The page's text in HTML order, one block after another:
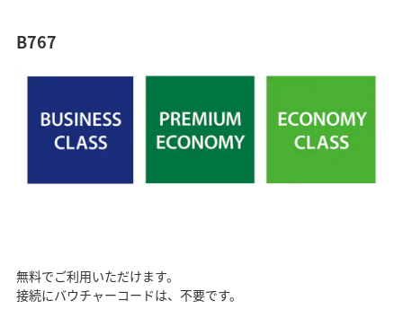
B767
無料でご利用いただけます。
接続にバウチャーコードは、不要です。